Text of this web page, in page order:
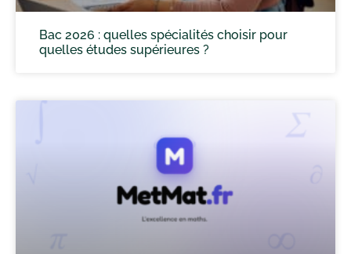
Bac 2026 : quelles spécialités choisir pour
quelles études supérieures ?